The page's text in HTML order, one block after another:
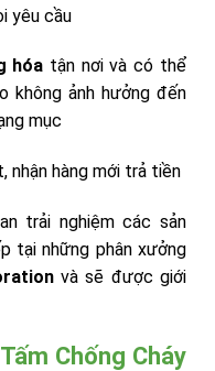
yêu cầu
hóa tận nơi và có thể
không ảnh hưởng đến
mục
nhận hàng mới trả tiền
trải nghiệm các sản
tại những phân xưởng
và sẽ được giới
Chống Cháy